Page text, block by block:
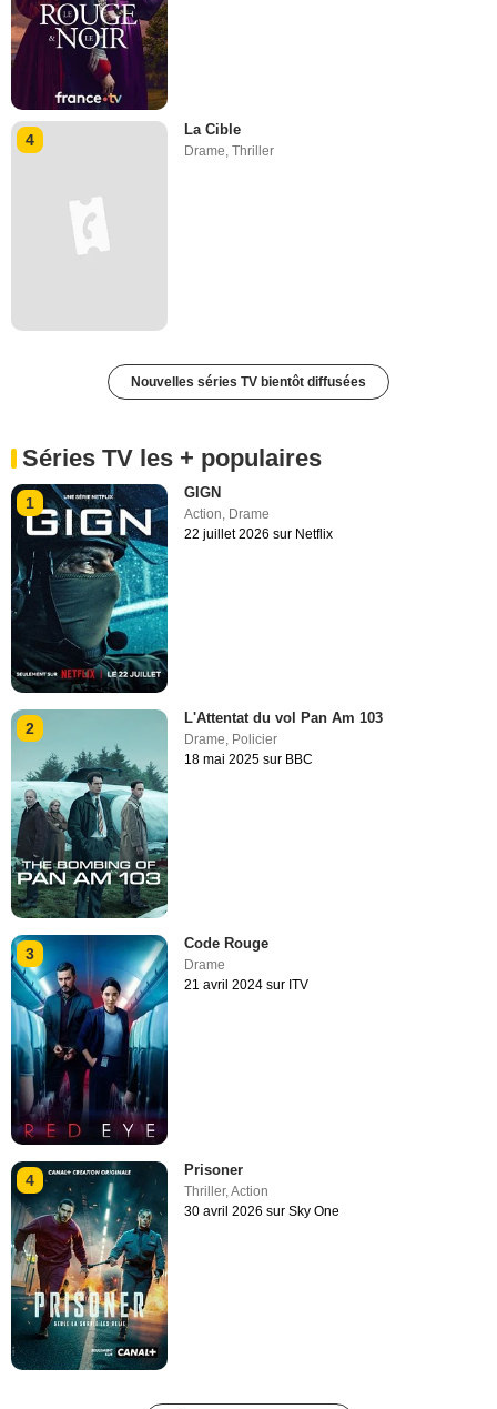
4
La Cible
Drame,Thriller
Nouvelles séries TV bientôt diffusées
Séries TV les + populaires
1
GIGN
Action Drame
22 juillet 2026 sur Netflix
2
L'Attentat du vol Pan Am 103
Drame, Policier
18 mai 2025 sur BBC
3
Code Rouge
Drame
21 avril 2024 sur ITV
4
Prisoner
Thriller,Action
30 avril 2026 sur Sky One